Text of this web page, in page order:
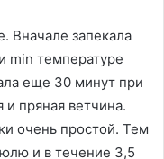
Вначале запекала
min температуре
еще 30 минут при
и пряная ветчина.
очень простой. Тем
и в течение 3,5